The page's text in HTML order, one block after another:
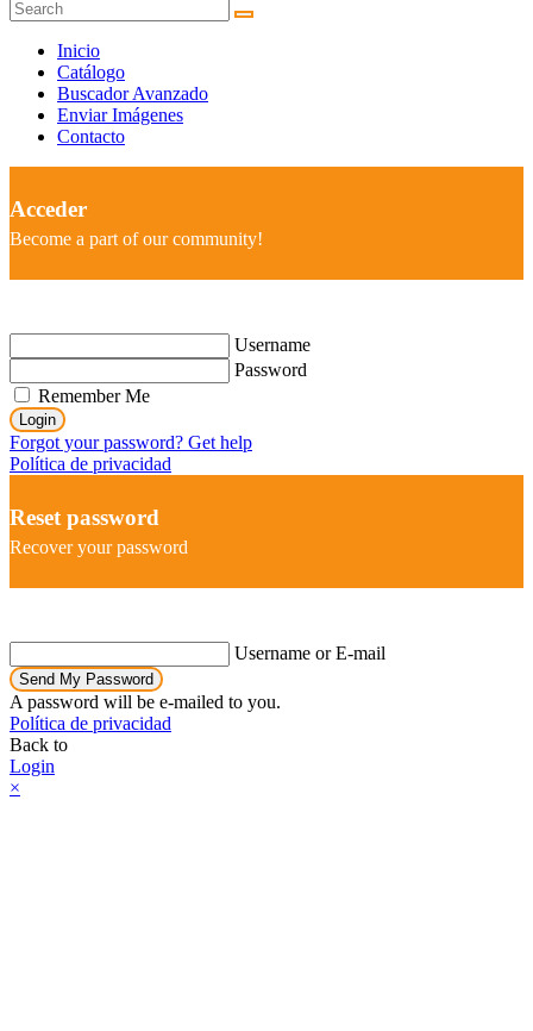
Inicio
Catálogo
Buscador Avanzado
Enviar Imágenes
Contacto
Acceder
Become a part of our community!
Username
Password
Remember Me
Login
Forgot your password? Get help
Política de privacidad
Reset password
Recover your password
Username or E-mail
Send My Password
A password will be e-mailed to you.
Política de privacidad
Back to
Login
×